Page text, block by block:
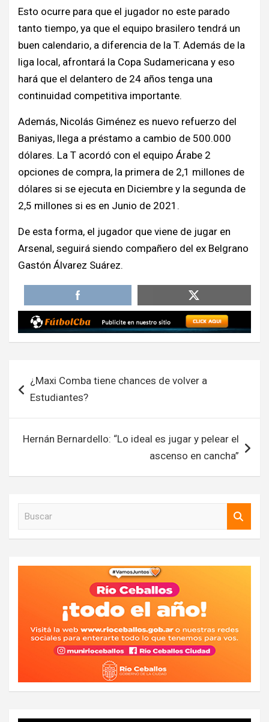
Esto ocurre para que el jugador no este parado
tanto tiempo, ya que el equipo brasilero tendrá un
buen calendario, a diferencia de la T. Además de la
liga local, afrontará la Copa Sudamericana y eso
hará que el delantero de 24 años tenga una
continuidad competitiva importante.
Además, Nicolás Giménez es nuevo refuerzo del
Baniyas, llega a préstamo a cambio de 500.000
dólares. La T acordó con el equipo Árabe 2
opciones de compra, la primera de 2,1 millones de
dólares si se ejecuta en Diciembre y la segunda de
2,5 millones si es en Junio de 2021.
De esta forma, el jugador que viene de jugar en
Arsenal, seguirá siendo compañero del ex Belgrano
Gastón Álvarez Suárez.
de
entradas
¿Maxi Comba tiene chances de volver a
Estudiantes?
Hernán Bernardello: “Lo ideal es jugar y pelear el
ascenso en cancha”